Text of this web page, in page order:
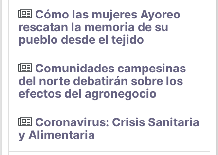
Cómo las mujeres Ayoreo
rescatan la memoria de su
pueblo desde el tejido
Comunidades campesinas
del norte debatirán sobre los
efectos del agronegocio
Coronavirus: Crisis Sanitaria
y Alimentaria